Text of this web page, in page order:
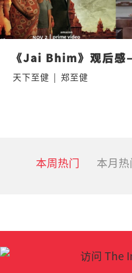
《Jai Bhim》观后
天下至健 | 郑至健
本周热门 本月热